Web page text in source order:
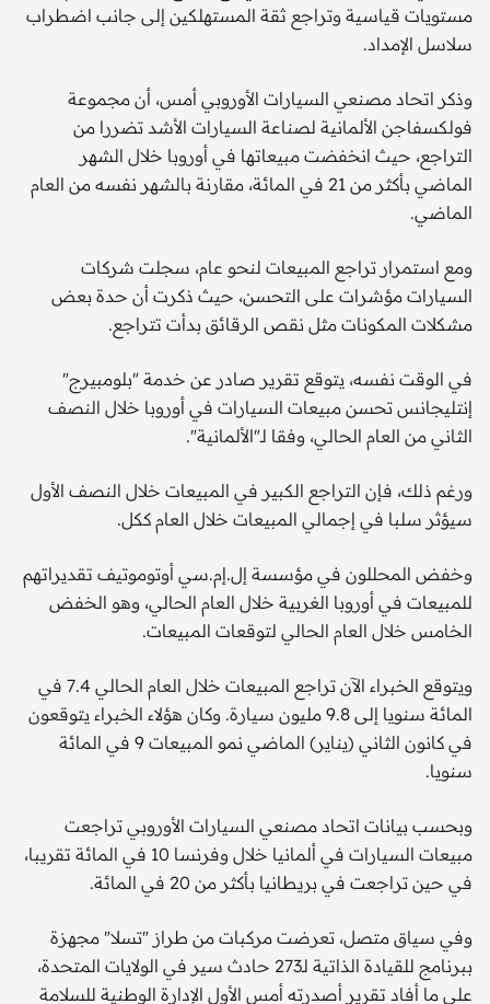
مستويات قياسية وتراجع ثقة المستهلكين إلى جانب اضطراب
سلاسل الإمداد.
وذكر اتحاد مصنعي السيارات الأوروبي أمس، أن مجموعة
فولكسفاجن الألمانية لصناعة السيارات الأشد تضررا من
التراجع، حيث انخفضت مبيعاتها في أوروبا خلال الشهر
الماضي بأكثر من 21 في المائة، مقارنة بالشهر نفسه من العام
الماضي.
ومع استمرار تراجع المبيعات لنحو عام، سجلت شركات
السيارات مؤشرات على التحسن، حيث ذكرت أن حدة بعض
مشكلات المكونات مثل نقص الرقائق بدأت تتراجع.
في الوقت نفسه، يتوقع تقرير صادر عن خدمة "بلومبيرج"
إنتليجانس تحسن مبيعات السيارات في أوروبا خلال النصف
الثاني من العام الحالي، وفقا لـ"الألمانية".
ورغم ذلك، فإن التراجع الكبير في المبيعات خلال النصف الأول
سيؤثر سلبا في إجمالي المبيعات خلال العام ككل.
وخفض المحللون في مؤسسة إل.إم.سي أوتوموتيف تقديراتهم
للمبيعات في أوروبا الغربية خلال العام الحالي، وهو الخفض
الخامس خلال العام الحالي لتوقعات المبيعات.
ويتوقع الخبراء الآن تراجع المبيعات خلال العام الحالي 7.4 في
المائة سنويا إلى 9.8 مليون سيارة. وكان هؤلاء الخبراء يتوقعون
في كانون الثاني (يناير) الماضي نمو المبيعات 9 في المائة
سنويا.
وبحسب بيانات اتحاد مصنعي السيارات الأوروبي تراجعت
مبيعات السيارات في ألمانيا خلال وفرنسا 10 في المائة تقريبا،
في حين تراجعت في بريطانيا بأكثر من 20 في المائة.
وفي سياق متصل، تعرضت مركبات من طراز "تسلا" مجهزة
ببرنامج للقيادة الذاتية لـ273 حادث سير في الولايات المتحدة،
على ما أفاد تقرير أصدرته أمس الأول الإدارة الوطنية للسلامة